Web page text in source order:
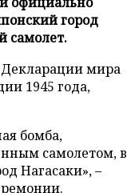
город
самолет.
Декларации мира
1945 года,
бомба,
самолетом, в
Нагасаки», –